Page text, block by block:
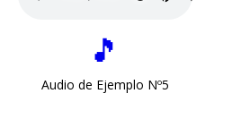
🎵
Audio de Ejemplo Nº5